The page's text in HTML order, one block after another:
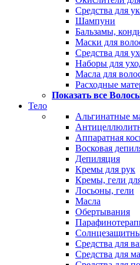
Средства для
Шампуни
Бальзамы,
Маски для
Средства для
Наборы для
Масла для
Расходные
Показать все
Тело
Альгинатные
Аппаратная
Восковая
Депиляция
Кремы для рук
Кремы, гели
Лосьоны, гели
Масла
Обертывания
Средства для
Средства для